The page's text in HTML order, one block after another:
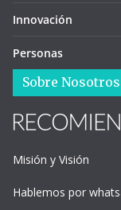
Innovación
Personas
Sobre Nosotros
Misión y Visión
Hablemos por